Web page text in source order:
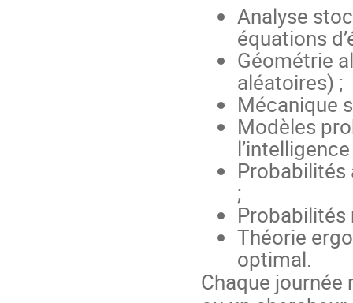
Analyse
équations
Géométrie
aléatoires) ;
Mécanique
Modèles
Probabilités
;
Probabilités
Théorie
optimal.
Chaque journée